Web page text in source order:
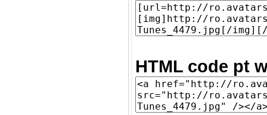
HTML code pt